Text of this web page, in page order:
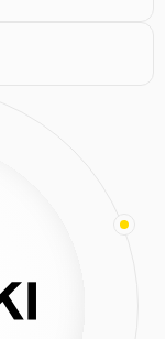
osiągnąć obroty
decyzję o
rynkowe
rynku usług e-
Huluki